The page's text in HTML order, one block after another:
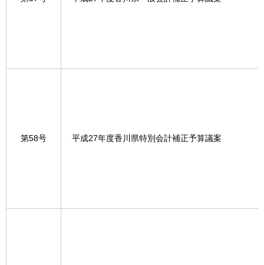
第58号 平成27年度香川県特別会計補正予算議案